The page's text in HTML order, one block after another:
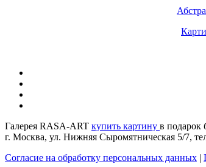
Галерея RASA-ART купить картину в подарок
г. Москва, ул. Нижняя Сыромятническая 5/7,
Согласие на обработку персональных данных |